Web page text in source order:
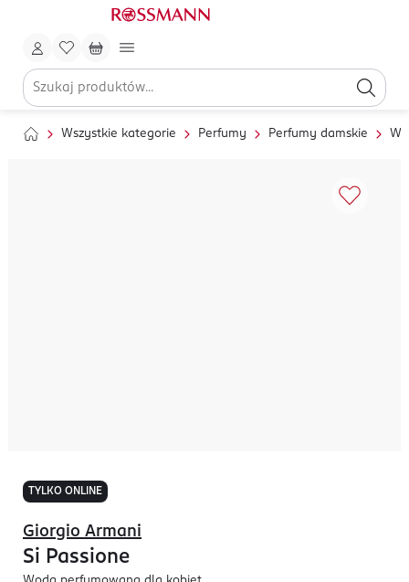
Wszystkie kategorie Perfumy Perfumy damskie
TYLKO ONLINE
Giorgio Armani
Si Passione